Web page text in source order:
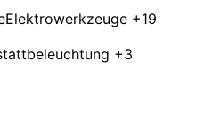
Elektrowerkzeuge +19
+3